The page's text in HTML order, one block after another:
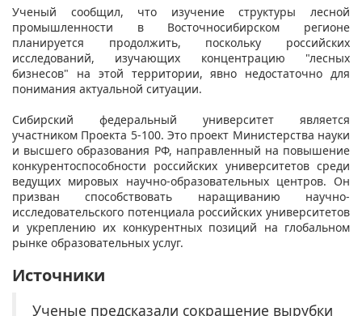
Ученый сообщил, что изучение структуры лесной
промышленности в Восточносибирском регионе
планируется продолжить, поскольку российских
исследований, изучающих концентрацию "лесных
бизнесов" на этой территории, явно недостаточно для
понимания актуальной ситуации.
Сибирский федеральный университет является
участником Проекта 5-100. Это проект Министерства науки
и высшего образования РФ, направленный на повышение
конкурентоспособности российских университетов среди
ведущих мировых научно-образовательных центров. Он
призван способствовать наращиванию научно-
исследовательского потенциала российских университетов
и укреплению их конкурентных позиций на глобальном
рынке образовательных услуг.
Источники
Ученые предсказали сокращение вырубки